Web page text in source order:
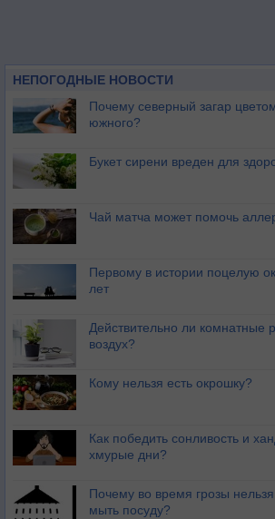
НЕПОГОДНЫЕ НОВОСТИ
Почему северный загар
южного?
Букет сирени вреден для
Чай матча может помочь
Первому в истории поцелую
лет
Действительно ли комнатные
воздух?
Кому нельзя есть окрошку?
Как победить сонливость и
хмурые дни?
Почему во время грозы
мыть посуду?